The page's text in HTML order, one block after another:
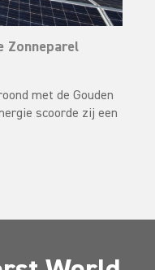
Zonneparel
met de Gouden
scoorde zij een